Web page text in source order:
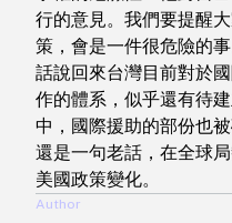
行的意見。我們要提醒
策，會是一件很危險的事
話說回來台灣目前對於
作的體系，似乎還有待
中，國際援助的部份也被
還是一句老話，在全球
美國政策變化。
Author